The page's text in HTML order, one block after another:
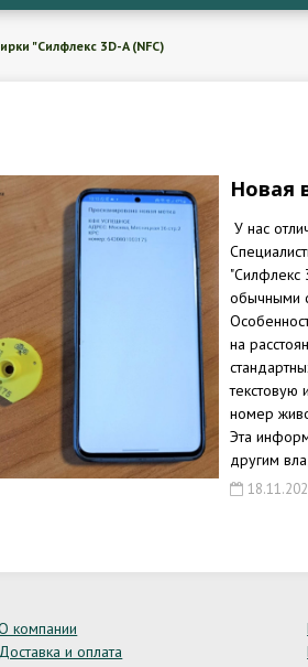
"Силфлекс 3D-A (NFC)
Новая
У нас
"Силфлекс
обычными
на
номер
Эта
другим
компании
Доставка и оплата